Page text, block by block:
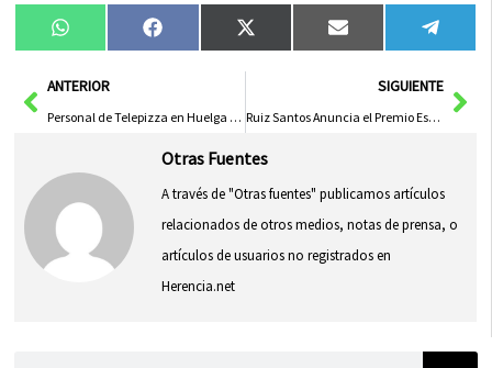
Compartir
en
WhatsAppCompartir
en
FacebookCompartir
en
X
(Twitter)
Compartir
en
Email
en
AntANTERIOR
Personal de Telepizza en Huelga Durante la Feria de Albacete por Impago de Salarios
SIGUIENTE
Ruiz Santos Anuncia el Premio Especial del 20 Aniversario para el ‘Certamen de Pintura Rápida Feria de Albacete’ en 2026
Otras Fuentes
A través de "Otras fuentes" publicamos artículos
relacionados de otros medios, notas de prensa, o
artículos de usuarios no registrados en
Herencia.net